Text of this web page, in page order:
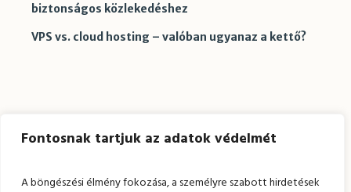
Fontosnak tartjuk az adatok védelmét
A böngészési élmény fokozása, a személyre szabott hirdetések
biztonságos közlekedéshez
VPS vs. cloud hosting – valóban ugyanaz a kettő?
Kommentek